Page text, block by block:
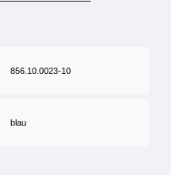
856.10.0023-10
blau